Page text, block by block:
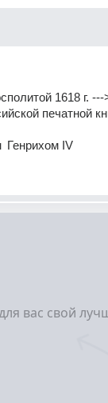
1618 г.
печатной
Генрихом IV